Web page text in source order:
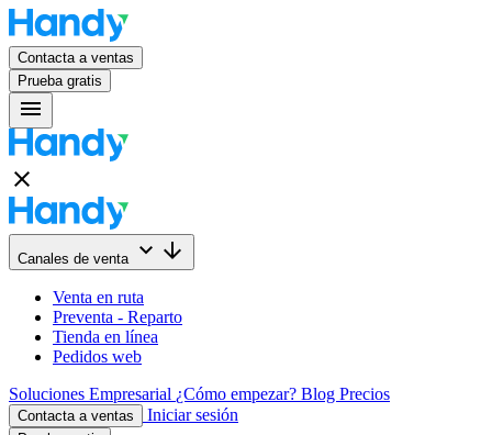
Contacta a ventas
Prueba gratis
menu
close
Canales de venta keyboard_arrow_down arrow_downward
Venta en ruta
Preventa - Reparto
Tienda en línea
Pedidos web
Soluciones Empresarial ¿Cómo empezar? Blog Precios
Contacta a ventas Iniciar sesión